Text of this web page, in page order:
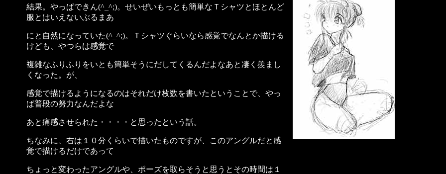
結果。やっぱできん(^_^;)。せいぜいもっとも簡単なＴシャツとほとんど
服とはいえないぶるまあ
にと自然になっていた(^_^;)。Ｔシャツぐらいなら感覚でなんとか描ける
けども、やつらは感覚で
複雑なふりふりをいとも簡単そうにだしてくるんだよなあと凄く羨まし
くなった。が、
感覚で描けるようになるのはそれだけ枚数を書いたということで、やっ
ぱ普段の努力なんだよな
あと痛感させられた・・・・と思ったという話。
ちなみに、右は１０分くらいで描いたものですが、このアングルだと感
覚で描けるだけであって
ちょっと変わったアングルや、ポーズを取らそうと思うとその時間は１